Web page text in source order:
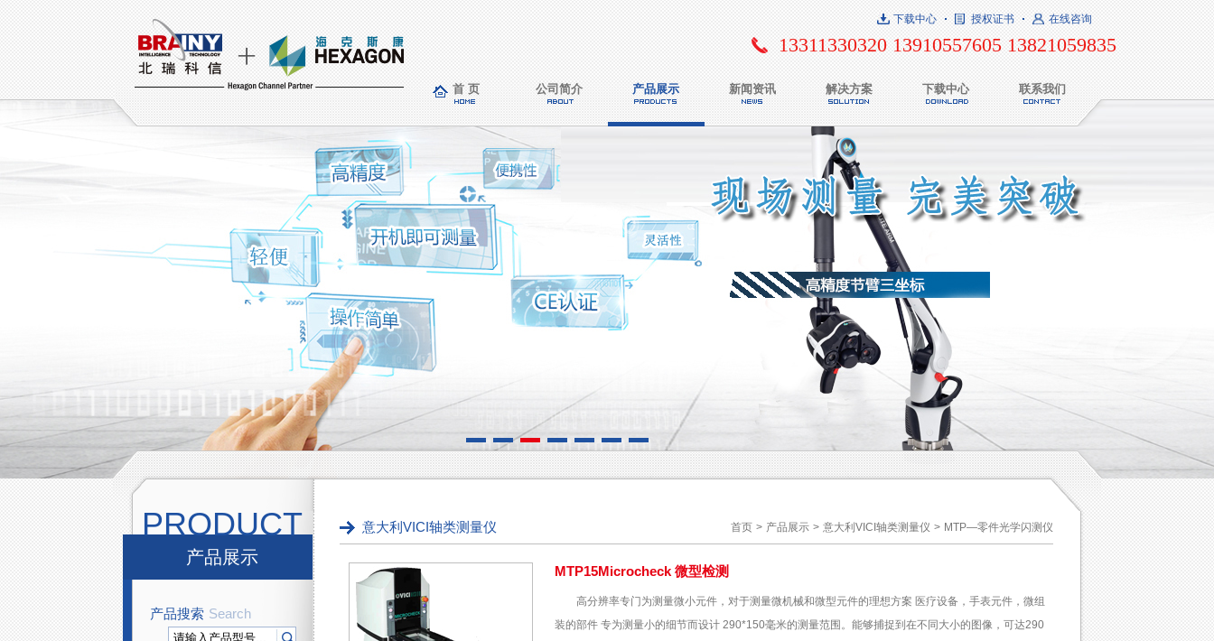
在线咨询
授权证书
下载中心
13311330320 13910557605 13821059835
首 页 公司简介 产品展示 新闻资讯 解决方案 下载中心 联系我们
PRODUCT
产品展示
产品搜索 Search
首页 > 产品展示 > 意大利VICI轴类测量仪 > MTP—零件光学闪测仪
意大利VICI轴类测量仪
MTP15Microcheck 微型检测
高分辨率专门为测量微小元件，对于测量微机械和微型元件的理想方案 医疗设备，手表元件，微组
装的部件 专为测量小的细节而设计 290*150毫米的测量范围。能够捕捉到在不同大小的图像，可达290